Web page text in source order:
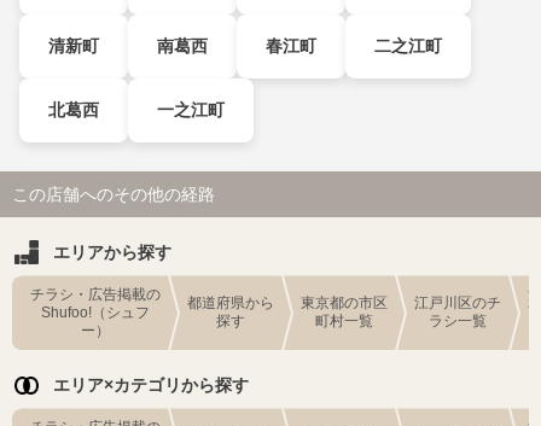
清新町 南葛西 春江町 二之江町
北葛西 一之江町
この店舗へのその他の経路
エリアから探す
チラシ・広告掲載の
Shufoo!（シュフ
ー）
都道府県から
探す
東京都の市区
町村一覧
江戸川区のチ
ラシ一覧
エリア×カテゴリから探す